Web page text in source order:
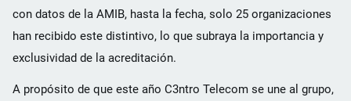
con datos de la AMIB, hasta la fecha, solo 25 organizaciones
han recibido este distintivo, lo que subraya la importancia y
exclusividad de la acreditación.
A propósito de que este año C3ntro Telecom se une al grupo,